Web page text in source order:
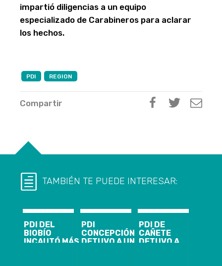
impartió diligencias a un equipo
especializado de Carabineros para aclarar
los hechos.
PDI REGION
Compartir
TAMBIÉN TE PUEDE INTERESAR:
PDI DEL
BIOBÍO
INCAUTÓ MÁS
PDI
CONCEPCIÓN
DETUVO A UN
PDI DE
CAÑETE
DETUVO A